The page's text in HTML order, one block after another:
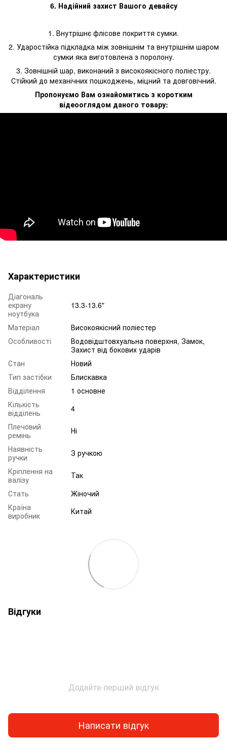
6. Надійний захист Вашого девайсу
1. Внутрішнє флісове покриття сумки.
2. Ударостійка підкладка між зовнішнім та внутрішнім шаром
сумки яка виготовлена з поролону.
3. Зовнішній шар, виконаний з високоякісного поліестру.
Стійкий до механічних пошкоджень, міцний та довговічний.
Пропонуємо Вам ознайомитись з коротким
відеооглядом даного товару:
Характеристики
Діагональ
екрану
ноутбука
13.3-13.6"
Матеріал
Високоякісний поліестер
Особливості
Водовідштовхуальна поверхня, Замок,
Захист від бокових ударів
Стан
Новий
Тип застібки
Блискавка
Відділення
1 основне
Кількість
відділень
4
Плечовий
ремінь
Ні
Наявність
ручки
З ручкою
Кріплення на
валізу
Так
Стать
Жіночий
Країна
виробник
Китай
Відгуки
Додайте перший відгук
Написати відгук